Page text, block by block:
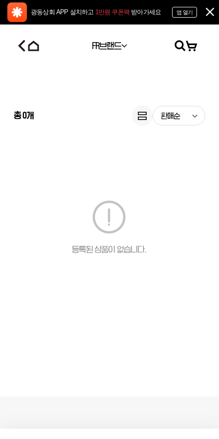
광동상회 APP 설치하고 1만원 쿠폰팩 받아가세요 앱 열기
FR브랜드
총0개 판매순
등록된 상품이 없습니다.